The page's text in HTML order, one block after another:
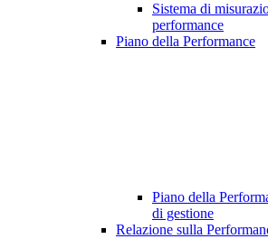
Sistema di
performance
Piano della Performance
Piano della
di gestione
Relazione sulla